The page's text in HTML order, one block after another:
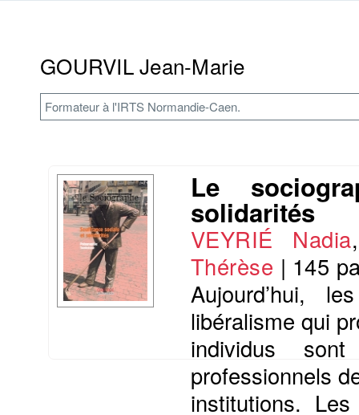
GOURVIL Jean-Marie
Formateur à l'IRTS Normandie-Caen.
Le
solidarités
VEYRIÉ Nadia
Thérèse | 145
Aujourd’hui,
libéralisme qui
individus
professionnels
institutions.